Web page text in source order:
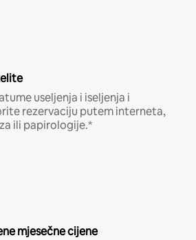
useljenja i iseljenja i
rezervaciju putem interneta,
ili papirologije.*
mjesečne cijene